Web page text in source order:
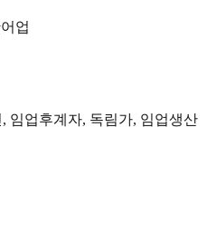
업
임업후계자, 독림가, 임업생산